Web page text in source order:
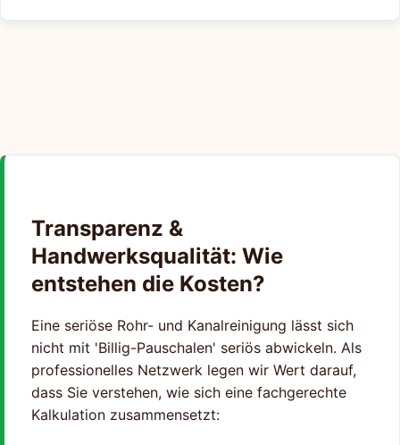
Transparenz &
Handwerksqualität: Wie
entstehen die Kosten?
Eine seriöse Rohr- und Kanalreinigung lässt sich
nicht mit 'Billig-Pauschalen' seriös abwickeln. Als
professionelles Netzwerk legen wir Wert darauf,
dass Sie verstehen, wie sich eine fachgerechte
Kalkulation zusammensetzt: